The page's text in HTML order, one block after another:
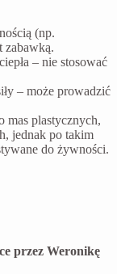
(np.
zabawką.
– nie stosować
– może prowadzić
mas plastycznych,
jednak po takim
do żywności.
przez Weronikę